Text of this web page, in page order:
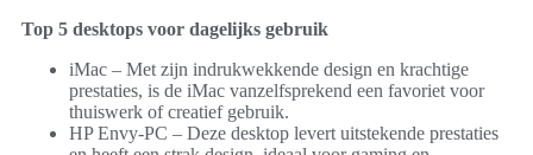
Top 5 desktops voor dagelijks gebruik
iMac – Met zijn indrukwekkende design en krachtige
prestaties, is de iMac vanzelfsprekend een favoriet voor
thuiswerk of creatief gebruik.
HP Envy-PC – Deze desktop levert uitstekende prestaties